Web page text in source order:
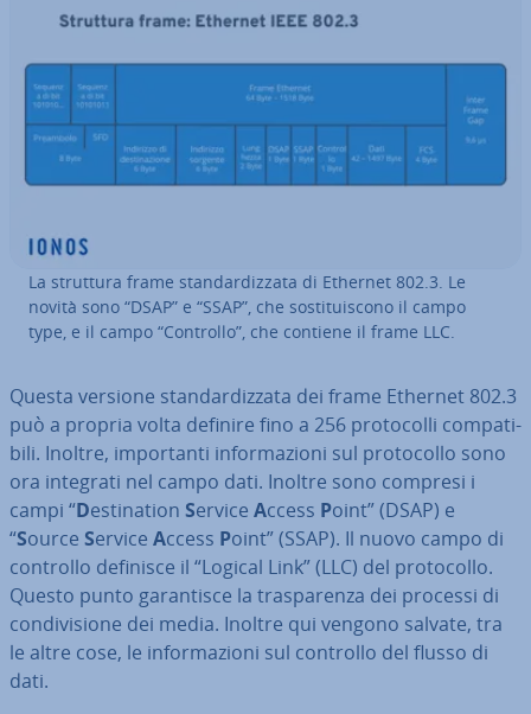
La struttura frame stan­dar­diz­za­ta di Ethernet 802.3. Le
novità sono “DSAP” e “SSAP”, che so­sti­tui­sco­no il campo
type, e il campo “Controllo”, che contiene il frame LLC.
Questa versione stan­dar­diz­za­ta dei frame Ethernet 802.3
può a propria volta definire fino a 256 pro­to­col­li com­pa­ti­
bi­li. Inoltre, im­por­tan­ti in­for­ma­zio­ni sul pro­to­col­lo sono
ora integrati nel campo dati. Inoltre sono compresi i
campi “Desti­na­tion Service Access Point” (DSAP) e
“Source Service Access Point” (SSAP). Il nuovo campo di
controllo definisce il “Logical Link” (LLC) del pro­to­col­lo.
Questo punto ga­ran­ti­sce la tra­spa­ren­za dei processi di
con­di­vi­sio­ne dei media. Inoltre qui vengono salvate, tra
le altre cose, le in­for­ma­zio­ni sul controllo del flusso di
dati.